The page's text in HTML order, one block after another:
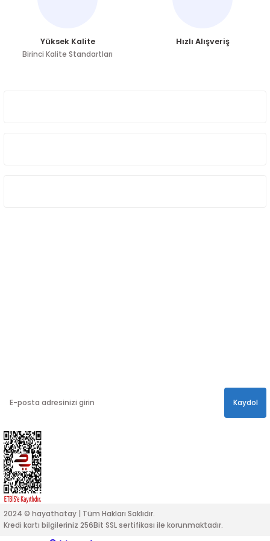
Yüksek Kalite
Birinci Kalite Standartları
Hızlı Alışveriş
Kaydol
2024 © hayathatay | Tüm Hakları Saklıdır.
Kredi kartı bilgileriniz 256Bit SSL sertifikası ile korunmaktadır.